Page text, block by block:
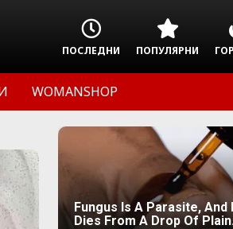
ПОСЛЕДНИ ПОПУЛЯРНИ
WOMANSHOP
Fungus Is A Parasite, And
Dies From A Drop Of